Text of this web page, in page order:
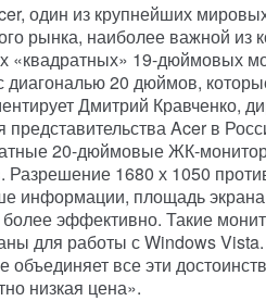
один из крупнейших
рынка, наиболее важной из
«квадратных» 19-дюймовых
диагональю 20 дюймов,
Дмитрий Кравченко,
представительства Acer в
20-дюймовые ЖК-
Разрешение 1680 х 1050
информации, площадь
более эффективно. Такие
для работы с Windows
объединяет все эти
низкая цена».